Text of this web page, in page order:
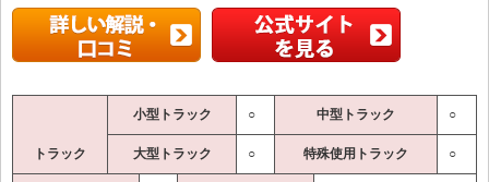
トラック
小型トラック ○ 中型トラック ○
大型トラック ○ 特殊使用トラック ○